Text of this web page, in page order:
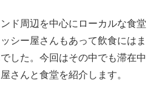
ド周辺を中心にローカルな食堂
シー屋さんもあって飲食にはま
した。今回はその中でも滞在中
さんと食堂を紹介します。